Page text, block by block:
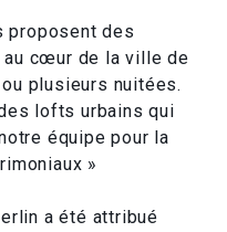
proposent des
au cœur de la ville de
plusieurs nuitées.
lofts urbains qui
équipe pour la
»
a été attribué